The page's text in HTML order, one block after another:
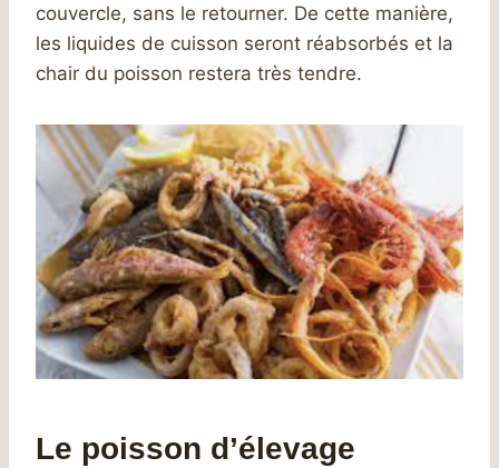
couvercle, sans le retourner. De cette manière,
les liquides de cuisson seront réabsorbés et la
chair du poisson restera très tendre.
Le poisson d’élevage